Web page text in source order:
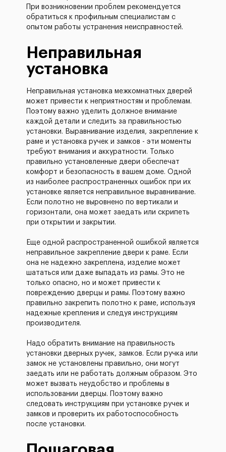
При возникновении проблем рекомендуется
обратиться к профильным специалистам с
опытом работы устранения неисправностей.
Неправильная
установка
Неправильная установка межкомнатных дверей
может привести к неприятностям и проблемам.
Поэтому важно уделить должное внимание
каждой детали и следить за правильностью
установки. Выравнивание изделия, закрепление к
раме и установка ручек и замков - эти моменты
требуют внимания и аккуратности. Только
правильно установленные двери обеспечат
комфорт и безопасность в вашем доме. Одной
из наиболее распространенных ошибок при их
установке является неправильное выравнивание.
Если полотно не выровнено по вертикали и
горизонтали, она может заедать или скрипеть
при открытии и закрытии.
Еще одной распространенной ошибкой является
неправильное закрепление двери к раме. Если
она не надежно закреплена, изделие может
шататься или даже выпадать из рамы. Это не
только опасно, но и может привести к
повреждению дверцы и рамы. Поэтому важно
правильно закрепить полотно к раме, используя
надежные крепления и следуя инструкциям
производителя.
Надо обратить внимание на правильность
установки дверных ручек, замков. Если ручка или
замок не установлены правильно, они могут
заедать или не работать должным образом. Это
может вызвать неудобство и проблемы в
использовании дверцы. Поэтому важно
следовать инструкциям при установке ручек и
замков и проверить их работоспособность
после установки.